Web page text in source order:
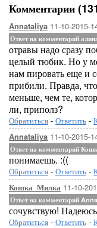
Комментарии
Annataliya 11-10-2015-
Ответ на комментарий
отравы надо сразу
целый тюбик. Но у
нам пировать еще и
прибили. Правда,
меньше, чем те,
ли, приполз?
Обратиться - Ответить -
Annataliya 11-10-2015-
Ответ на комментарий
понимаешь. :((
Обратиться - Ответить -
Кошка_Милка 11-10-
Ответ на комментарий
сочувствую!
Обратиться - Ответить -